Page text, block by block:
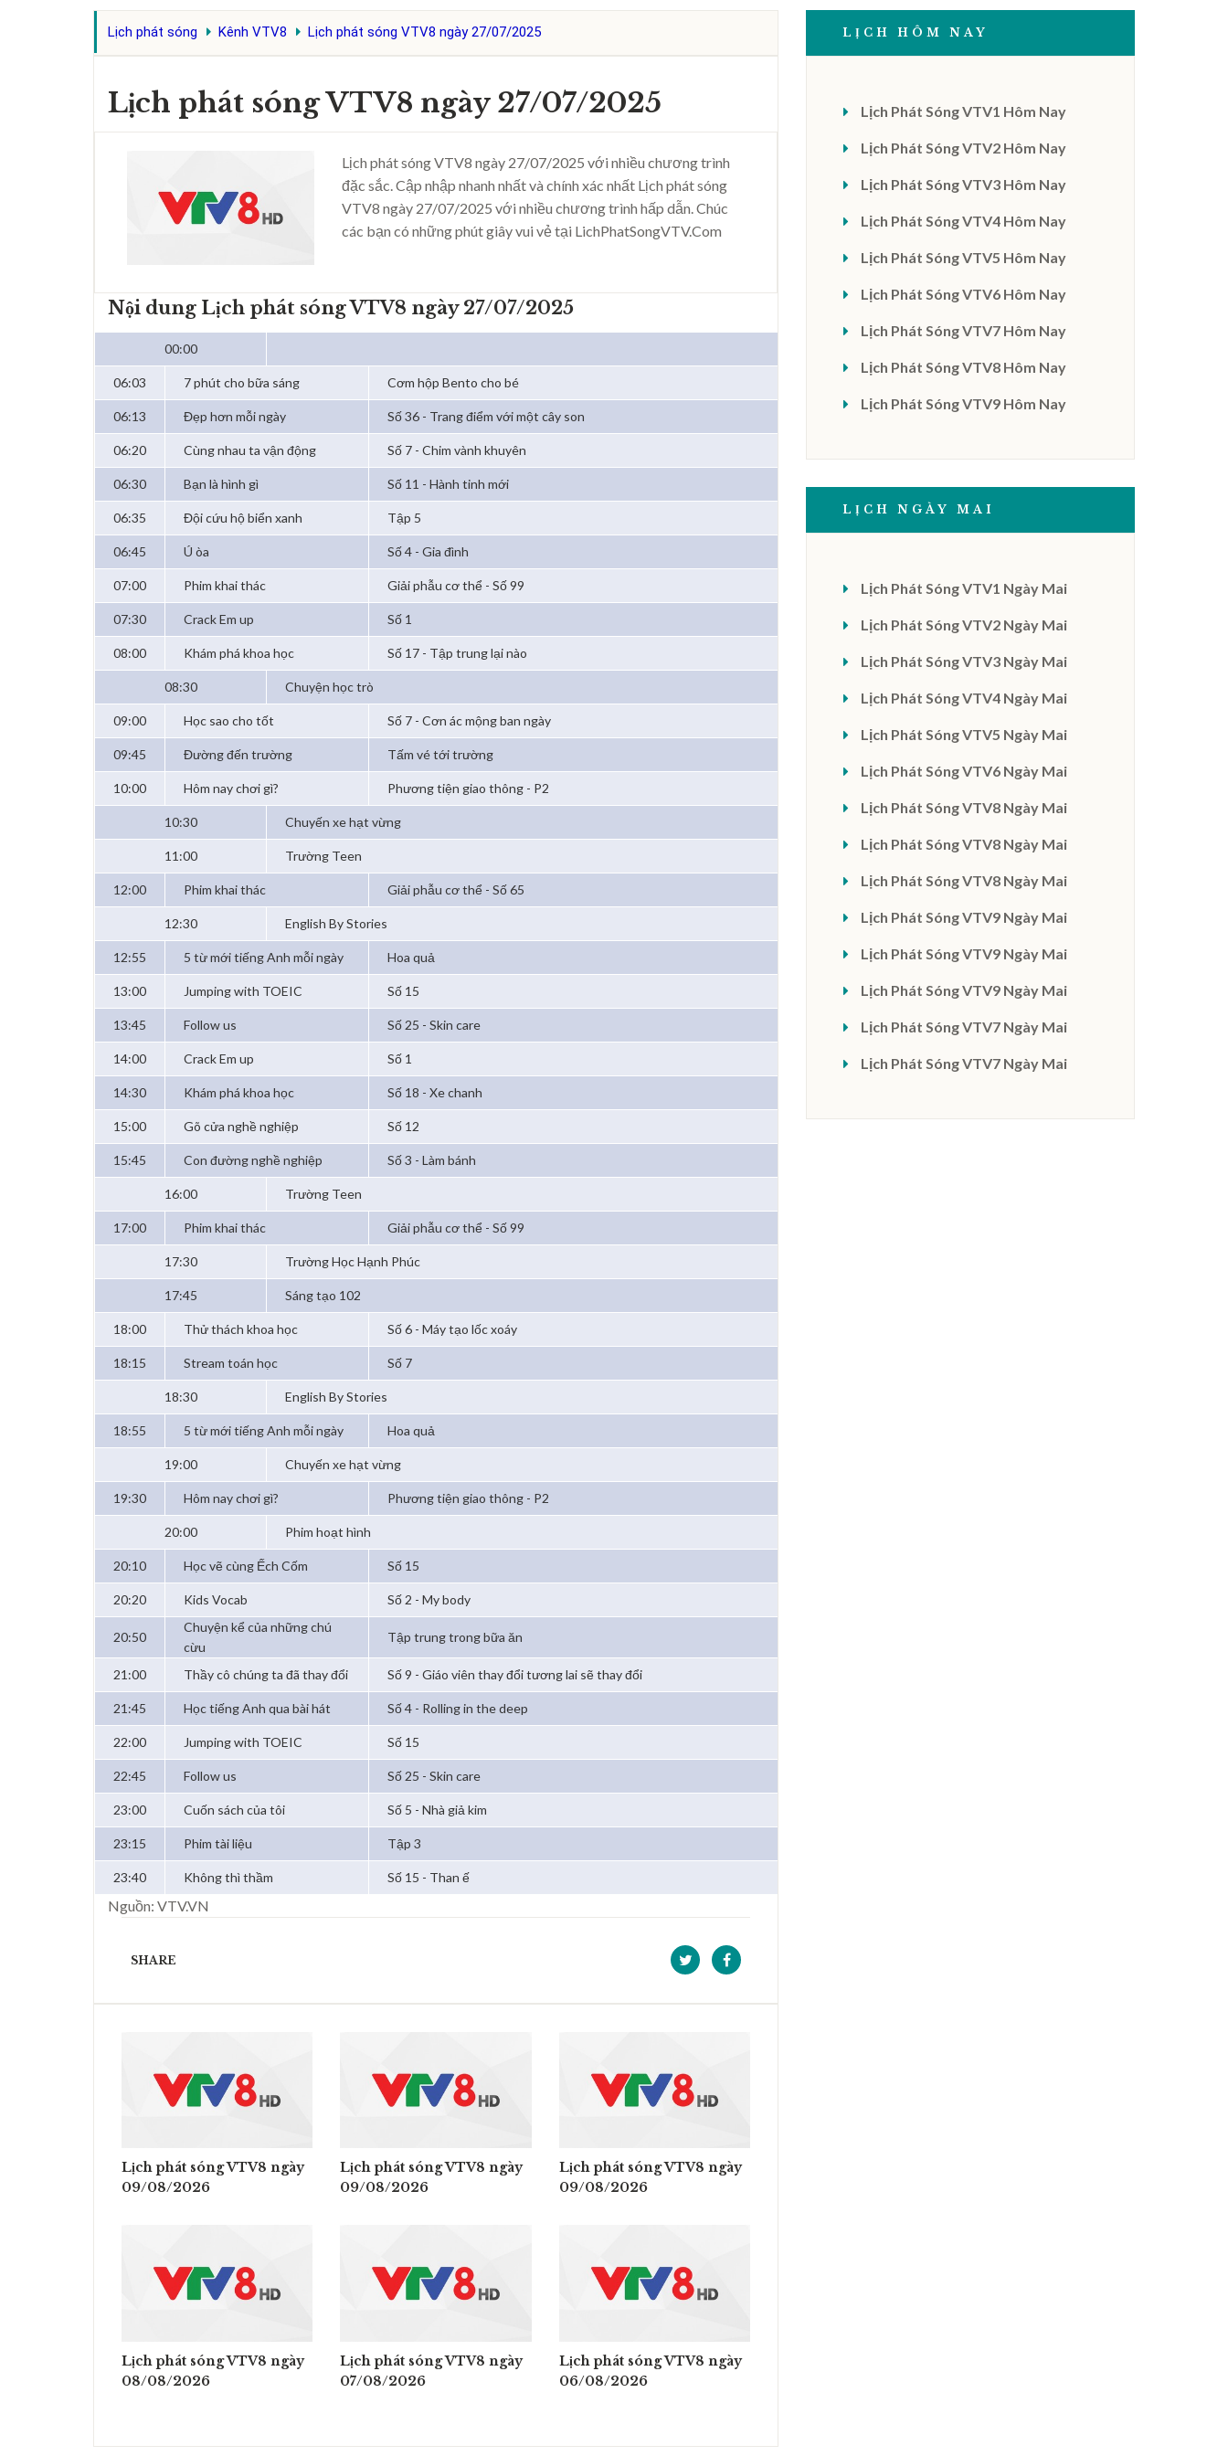
Lịch phát sóng Kênh VTV8 Lịch phát sóng VTV8 ngày 27/07/2025
Lịch phát sóng VTV8 ngày 27/07/2025
Lịch phát sóng VTV8 ngày 27/07/2025 với nhiều chương trình
đặc sắc. Cập nhập nhanh nhất và chính xác nhất Lịch phát sóng
VTV8 ngày 27/07/2025 với nhiều chương trình hấp dẫn. Chúc
các bạn có những phút giây vui vẻ tại LichPhatSongVTV.Com
Nội dung Lịch phát sóng VTV8 ngày 27/07/2025
00:00
06:03 7 phút cho bữa sáng Cơm hộp Bento cho bé
06:13 Đẹp hơn mỗi ngày Số 36 - Trang điểm với một cây son
06:20 Cùng nhau ta vận động Số 7 - Chim vành khuyên
06:30 Bạn là hình gì Số 11 - Hành tinh mới
06:35 Đội cứu hộ biển xanh Tập 5
06:45 Ú òa Số 4 - Gia đình
07:00 Phim khai thác Giải phẫu cơ thể - Số 99
07:30 Crack Em up Số 1
08:00 Khám phá khoa học Số 17 - Tập trung lại nào
08:30 Chuyện học trò
09:00 Học sao cho tốt Số 7 - Cơn ác mộng ban ngày
09:45 Đường đến trường Tấm vé tới trường
10:00 Hôm nay chơi gì? Phương tiện giao thông - P2
10:30 Chuyến xe hạt vừng
11:00 Trường Teen
12:00 Phim khai thác Giải phẫu cơ thể - Số 65
12:30 English By Stories
12:55 5 từ mới tiếng Anh mỗi ngày Hoa quả
13:00 Jumping with TOEIC Số 15
13:45 Follow us Số 25 - Skin care
14:00 Crack Em up Số 1
14:30 Khám phá khoa học Số 18 - Xe chanh
15:00 Gõ cửa nghề nghiệp Số 12
15:45 Con đường nghề nghiệp Số 3 - Làm bánh
16:00 Trường Teen
17:00 Phim khai thác Giải phẫu cơ thể - Số 99
17:30 Trường Học Hạnh Phúc
17:45 Sáng tạo 102
18:00 Thử thách khoa học Số 6 - Máy tạo lốc xoáy
18:15 Stream toán học Số 7
18:30 English By Stories
18:55 5 từ mới tiếng Anh mỗi ngày Hoa quả
19:00 Chuyến xe hạt vừng
19:30 Hôm nay chơi gì? Phương tiện giao thông - P2
20:00 Phim hoạt hình
20:10 Học vẽ cùng Ếch Cốm Số 15
20:20 Kids Vocab Số 2 - My body
20:50
Chuyện kể của những chú
cừu
Tập trung trong bữa ăn
21:00 Thầy cô chúng ta đã thay đổi Số 9 - Giáo viên thay đổi tương lai sẽ thay đổi
21:45 Học tiếng Anh qua bài hát Số 4 - Rolling in the deep
22:00 Jumping with TOEIC Số 15
22:45 Follow us Số 25 - Skin care
23:00 Cuốn sách của tôi Số 5 - Nhà giả kim
23:15 Phim tài liệu Tập 3
23:40 Không thì thầm Số 15 - Than ế
Nguồn: VTV.VN
SHARE
Lịch phát sóng VTV8 ngày
09/08/2026
Lịch phát sóng VTV8 ngày
09/08/2026
Lịch phát sóng VTV8 ngày
09/08/2026
Lịch phát sóng VTV8 ngày
08/08/2026
Lịch phát sóng VTV8 ngày
07/08/2026
Lịch phát sóng VTV8 ngày
06/08/2026
LỊCH HÔM NAY
Lịch Phát Sóng VTV1 Hôm Nay
Lịch Phát Sóng VTV2 Hôm Nay
Lịch Phát Sóng VTV3 Hôm Nay
Lịch Phát Sóng VTV4 Hôm Nay
Lịch Phát Sóng VTV5 Hôm Nay
Lịch Phát Sóng VTV6 Hôm Nay
Lịch Phát Sóng VTV7 Hôm Nay
Lịch Phát Sóng VTV8 Hôm Nay
Lịch Phát Sóng VTV9 Hôm Nay
LỊCH NGÀY MAI
Lịch Phát Sóng VTV1 Ngày Mai
Lịch Phát Sóng VTV2 Ngày Mai
Lịch Phát Sóng VTV3 Ngày Mai
Lịch Phát Sóng VTV4 Ngày Mai
Lịch Phát Sóng VTV5 Ngày Mai
Lịch Phát Sóng VTV6 Ngày Mai
Lịch Phát Sóng VTV8 Ngày Mai
Lịch Phát Sóng VTV8 Ngày Mai
Lịch Phát Sóng VTV8 Ngày Mai
Lịch Phát Sóng VTV9 Ngày Mai
Lịch Phát Sóng VTV9 Ngày Mai
Lịch Phát Sóng VTV9 Ngày Mai
Lịch Phát Sóng VTV7 Ngày Mai
Lịch Phát Sóng VTV7 Ngày Mai